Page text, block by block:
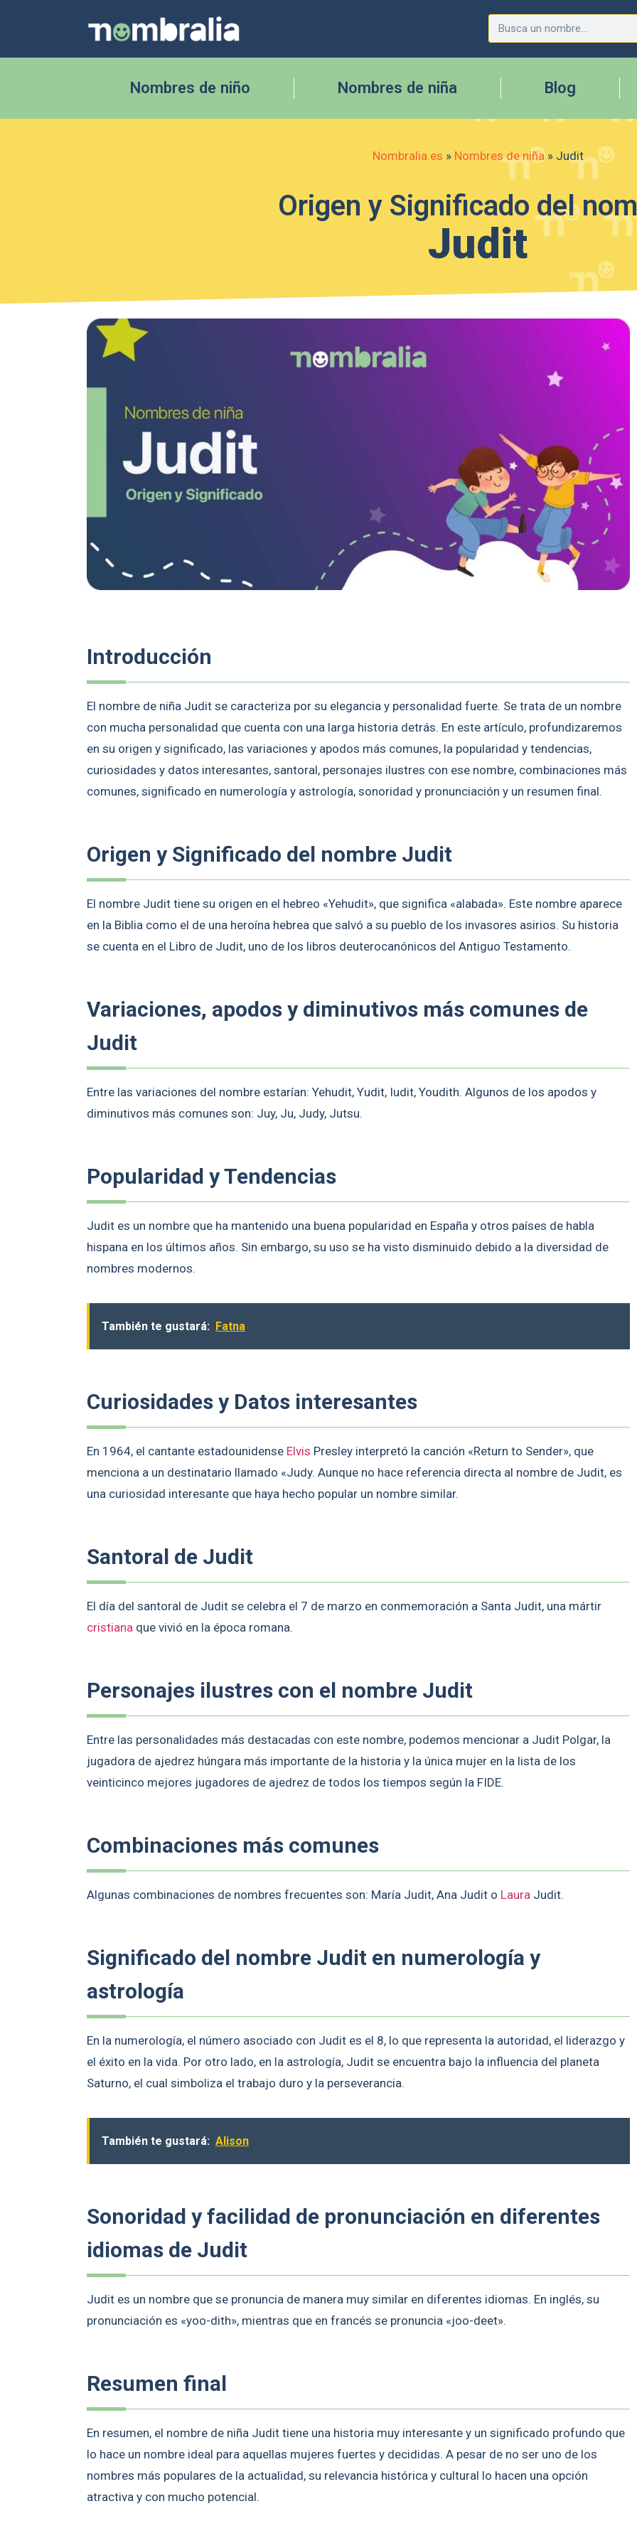
Nombres de niño Nombres de niña Blog
Nombralia.es » Nombres de niña» Judit
Origen y Significado del
Judit
Introducción
El nombre de niña Judit se caracteriza por su elegancia y personalidad fuerte. Se trata de un nombre
con mucha personalidad que cuenta con una larga historia detrás. En este artículo, profundizaremos
en su origen y significado, las variaciones y apodos más comunes, la popularidad y tendencias,
curiosidades y datos interesantes, santoral, personajes ilustres con ese nombre, combinaciones más
comunes, significado en numerología y astrología, sonoridad y pronunciación y un resumen final.
Origen y Significado del nombre Judit
El nombre Judit tiene su origen en el hebreo «Yehudit», que significa «alabada». Este nombre aparece
en la Biblia como el de una heroína hebrea que salvó a su pueblo de los invasores asirios. Su historia
se cuenta en el Libro de Judit, uno de los libros deuterocanónicos del Antiguo Testamento.
Variaciones, apodos y diminutivos más comunes de
Judit
Entre las variaciones del nombre estarían: Yehudit, Yudit, Iudit, Youdith. Algunos de los apodos y
diminutivos más comunes son: Juy, Ju, Judy, Jutsu.
Popularidad y Tendencias
Judit es un nombre que ha mantenido una buena popularidad en España y otros países de habla
hispana en los últimos años. Sin embargo, su uso se ha visto disminuido debido a la diversidad de
nombres modernos.
También te gustará: Fatna
Curiosidades y Datos interesantes
En 1964, el cantante estadounidense Elvis Presley interpretó la canción «Return to Sender», que
menciona a un destinatario llamado «Judy. Aunque no hace referencia directa al nombre de Judit, es
una curiosidad interesante que haya hecho popular un nombre similar.
Santoral de Judit
El día del santoral de Judit se celebra el 7 de marzo en conmemoración a Santa Judit, una mártir
cristiana que vivió en la época romana.
Personajes ilustres con el nombre Judit
Entre las personalidades más destacadas con este nombre, podemos mencionar a Judit Polgar, la
jugadora de ajedrez húngara más importante de la historia y la única mujer en la lista de los
veinticinco mejores jugadores de ajedrez de todos los tiempos según la FIDE.
Combinaciones más comunes
Algunas combinaciones de nombres frecuentes son: María Judit, Ana Judit o Laura Judit.
Significado del nombre Judit en numerología y
astrología
En la numerología, el número asociado con Judit es el 8, lo que representa la autoridad, el liderazgo y
el éxito en la vida. Por otro lado, en la astrología, Judit se encuentra bajo la influencia del planeta
Saturno, el cual simboliza el trabajo duro y la perseverancia.
También te gustará: Alison
Sonoridad y facilidad de pronunciación en diferentes
idiomas de Judit
Judit es un nombre que se pronuncia de manera muy similar en diferentes idiomas. En inglés, su
pronunciación es «yoo-dith», mientras que en francés se pronuncia «joo-deet».
Resumen final
En resumen, el nombre de niña Judit tiene una historia muy interesante y un significado profundo que
lo hace un nombre ideal para aquellas mujeres fuertes y decididas. A pesar de no ser uno de los
nombres más populares de la actualidad, su relevancia histórica y cultural lo hacen una opción
atractiva y con mucho potencial.